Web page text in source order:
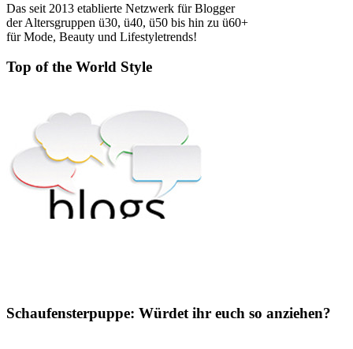
Das seit 2013 etablierte Netzwerk für Blogger
der Altersgruppen ü30, ü40, ü50 bis hin zu ü60+
für Mode, Beauty und Lifestyletrends!
Top of the World Style
Schaufensterpuppe: Würdet ihr euch so anziehen?